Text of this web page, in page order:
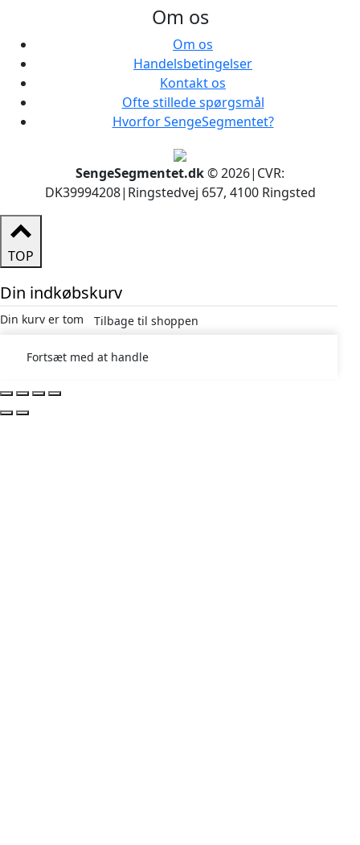
Om os
Om os
Handelsbetingelser
Kontakt os
Ofte stillede spørgsmål
Hvorfor SengeSegmentet?
SengeSegmentet.dk© 2026| CVR:
DK39994208| Ringstedvej 657, 4100 Ringsted
TOP
Din indkøbskurv
Din kurv er tom Tilbage til shoppen
Fortsæt med at handle